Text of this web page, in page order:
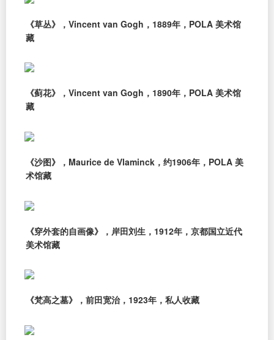
《草丛》，Vincent van Gogh，1889年，POLA 美术馆
藏
《蓟花》，Vincent van Gogh，1890年，POLA 美术馆
藏
《沙图》，Maurice de Vlaminck，约1906年，POLA 美
术馆藏
《穿外套的自画像》，岸田刘生，1912年，京都国立近代
美术馆藏
《梵高之墓》，前田宽治，1923年，私人收藏